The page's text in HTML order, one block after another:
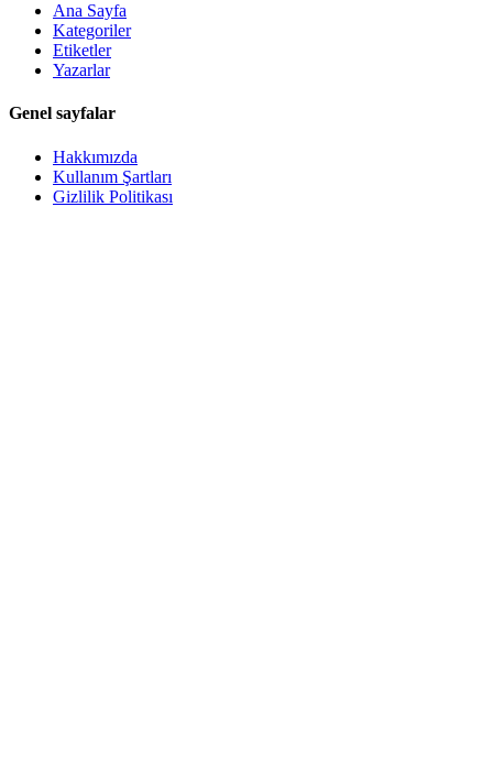
Ana Sayfa
Kategoriler
Etiketler
Yazarlar
Genel sayfalar
Hakkımızda
Kullanım Şartları
Gizlilik Politikası